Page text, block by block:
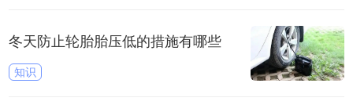
冬天防止轮胎胎压低的措施有哪些
知识